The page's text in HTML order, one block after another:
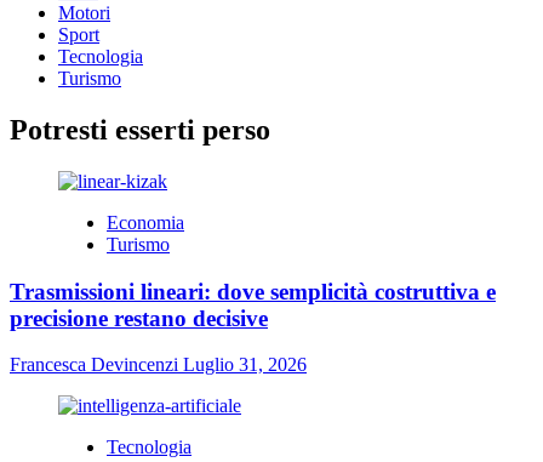
Motori
Sport
Tecnologia
Turismo
Potresti esserti perso
Economia
Turismo
Trasmissioni lineari: dove semplicità costruttiva e
precisione restano decisive
Francesca Devincenzi Luglio 31, 2026
Tecnologia